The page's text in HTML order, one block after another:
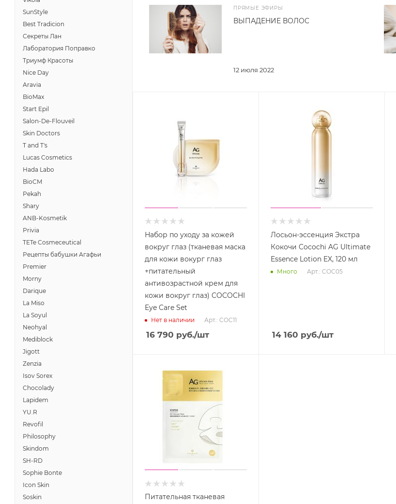
ПРЯМЫЕ ЭФИРЫ
12 июля 2022
ВЫПАДЕНИЕ ВОЛОС
Набор по уходу за кожей
вокруг глаз (тканевая маска
для кожи вокург глаз
+питательный
антивозрастной крем для
кожи вокруг глаз) COCOCHI
Eye Care Set
Нет в наличии Арт.: COC11
16 790 руб./шт
Лосьон-эссенция Экстра
Кокочи Cocochi AG Ultimate
Essence Lotion EX, 120 мл
Много Арт.: COC05
14 160 руб./шт
Питательная тканевая
SunStyle
Best Tradicion
Секреты Лан
Лаборатория Поправко
Триумф Красоты
Nice Day
Aravia
BioMax
Start Epil
Salon-De-Flouveil
Skin Doctors
T and T's
Lucas Cosmetics
Hada Labo
BioCM
Pekah
Shary
ANB-Kosmetik
Privia
TETe Cosmeceutical
Рецепты бабушки Агафьи
Premier
Morny
Darique
La Miso
La Soyul
Neohyal
Mediblock
Jigott
Zenzia
Isov Sorex
Chocolady
Lapidem
YU.R
Revofil
Philosophy
Skindom
SH-RD
Sophie Bonte
Icon Skin
Soskin